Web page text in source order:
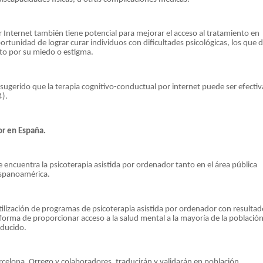
también tiene potencial para mejorar el acceso al tratamiento en
de lograr curar individuos con dificultades psicológicas, los que
por su miedo o estigma.
que la terapia cognitivo-conductual por internet puede ser
en España.
encuentra la psicoterapia asistida por ordenador tanto en el área pública
de programas de psicoterapia asistida por ordenador con
de proporcionar acceso a la salud mental a la mayoría de la